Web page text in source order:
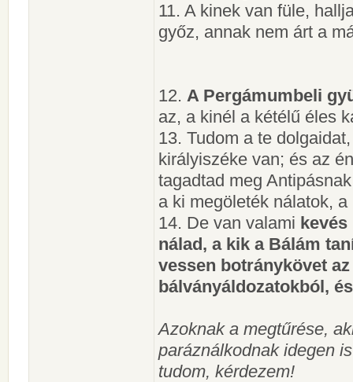
11. A kinek van füle,
győz, annak nem árt a
12. A Pergámumbeli
az, a kinél a kétélű éles
13. Tudom a te
királyiszéke van; és az
tagadtad meg
a ki megöleték nálatok,
14. De van valami kevés
nálad, a kik a Bálám
vessen botránykövet
bálványáldozatokból,
Azoknak a megtűrése,
paráználkodnak idegen
tudom, kérdezem!